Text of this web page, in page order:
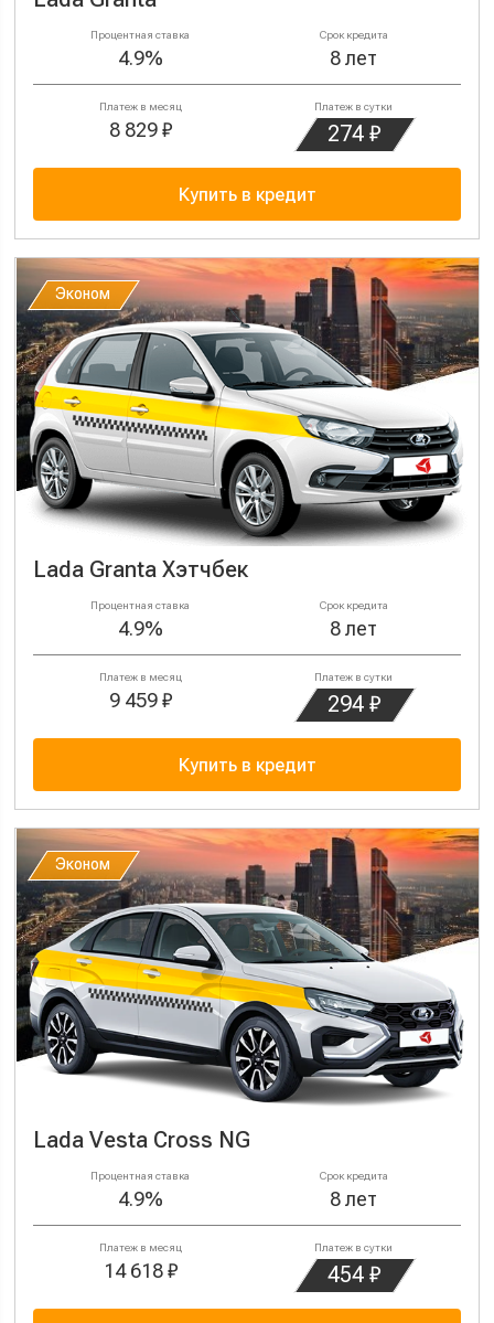
Процентная ставка
4.9%
Срок кредита
8 лет
Платеж в месяц
8 829 ₽
Платеж в сутки
274 ₽
Купить в кредит
Эконом
Эконом
Lada Granta Хэтчбек
Процентная ставка
4.9%
Срок кредита
8 лет
Платеж в месяц
9 459 ₽
Платеж в сутки
294 ₽
Купить в кредит
Эконом
Эконом
Lada Vesta Cross NG
Процентная ставка
4.9%
Срок кредита
8 лет
Платеж в месяц
14 618 ₽
Платеж в сутки
454 ₽